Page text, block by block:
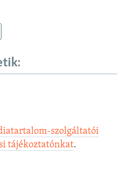
szolgáltatói
tájékoztatónkat.